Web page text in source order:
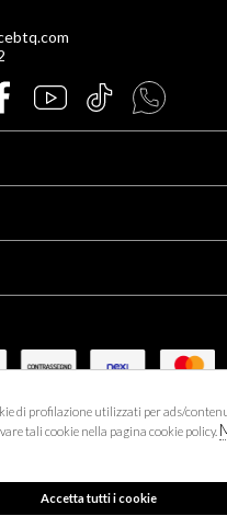
di profilazione utilizzati per ads/
tali cookie nella pagina cookie policy.
Accetta tutti i cookie